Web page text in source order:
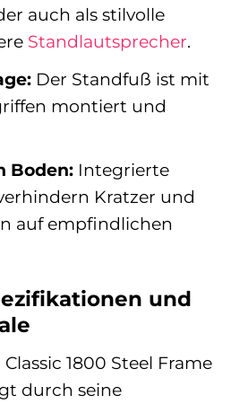
auch als stilvolle
Standlautsprecher.
Der Standfuß ist mit
montiert und
Boden:Integrierte
Kratzer und
auf empfindlichen
und
1800 Steel Frame
durch seine